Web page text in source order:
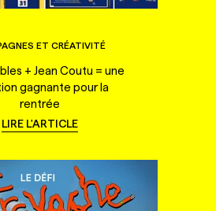
ET CRÉATIVITÉ
+ Jean Coutu = une
gagnante pour la
rentrée
LIRE L'ARTICLE